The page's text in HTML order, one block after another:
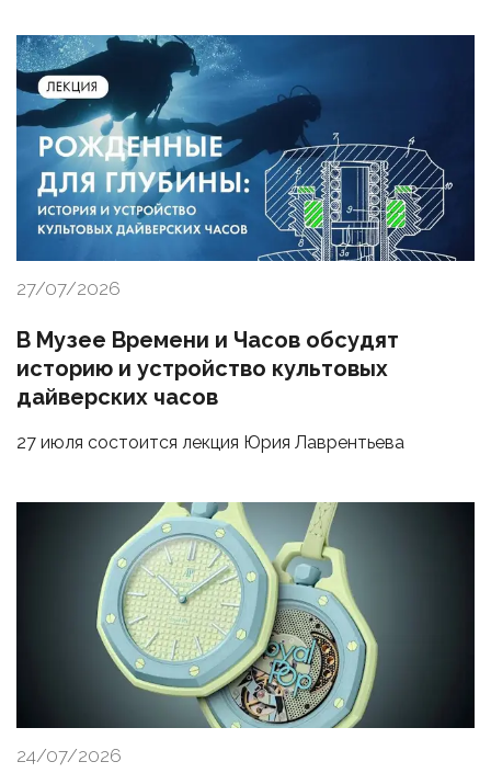
27/07/2026
В Музее Времени и Часов обсудят
историю и устройство культовых
дайверских часов
27 июля состоится лекция Юрия Лаврентьева
24/07/2026